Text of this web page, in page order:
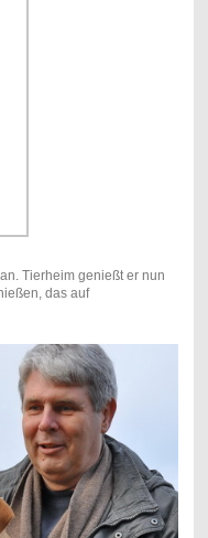
Tierheim genießt er nun
das auf